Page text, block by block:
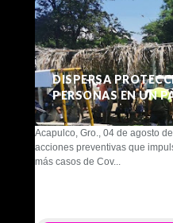
DISPERSA
PERSONAS EN UN
Acapulco, Gro., 04 de agosto
acciones preventivas que
más casos de Cov...